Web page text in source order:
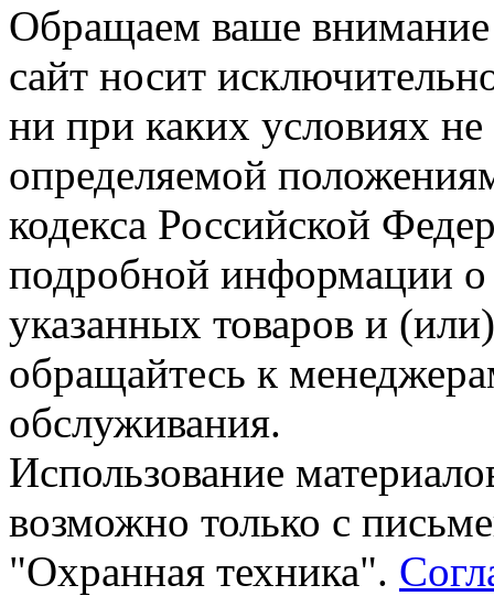
Обращаем ваше
сайт носит
ни при каких условиях
определяемой
кодекса Российской
подробной информации
указанных товаров и
обращайтесь к
обслуживания.
Использование
возможно только с
"Охранная техника".